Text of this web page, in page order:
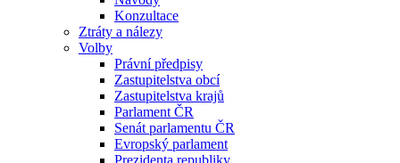
Konzultace
Ztráty a nálezy
Volby
Právní předpisy
Zastupitelstva obcí
Zastupitelstva krajů
Parlament ČR
Senát parlamentu ČR
Evropský parlament
Prezidenta republiky